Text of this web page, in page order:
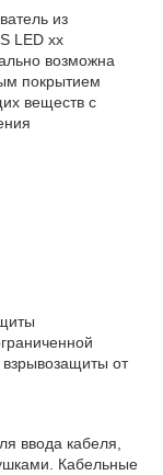
из
LED xx
возможна
покрытием
веществ с
от
ввода кабеля,
Кабельные